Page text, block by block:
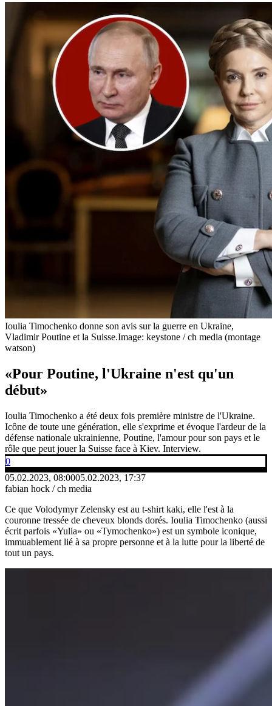
Ioulia Timochenko donne son avis sur la guerre en Ukraine,
Vladimir Poutine et la Suisse.Image: keystone / ch media (montage
watson)
«Pour Poutine, l'Ukraine n'est qu'un
début»
Ioulia Timochenko a été deux fois première ministre de l'Ukraine.
Icône de toute une génération, elle s'exprime et évoque l'ardeur de la
défense nationale ukrainienne, Poutine, l'amour pour son pays et le
rôle que peut jouer la Suisse face à Kiev. Interview.
0
05.02.2023, 08:0005.02.2023, 17:37
fabian hock / ch media
Ce que Volodymyr Zelensky est au t-shirt kaki, elle l'est à la
couronne tressée de cheveux blonds dorés. Ioulia Timochenko (aussi
écrit parfois «Yulia» ou «Tymochenko») est un symbole iconique,
immuablement lié à sa propre personne et à la lutte pour la liberté de
tout un pays.